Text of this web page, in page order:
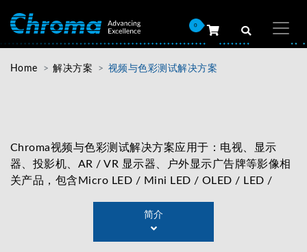
0
Home 解决方案 视频与色彩测试解决方案
Chroma视频与色彩测试解决方案应用于：电视、显示
器、投影机、AR / VR 显示器、户外显示广告牌等影像相
关产品，包含Micro LED / Mini LED / OLED / LED /
种检测方案，支持 16K / 8K / 4K 等高清标准信号，提供
多种规格的接口：DisplayPort、HDMI、USB-C、SDI、
简介